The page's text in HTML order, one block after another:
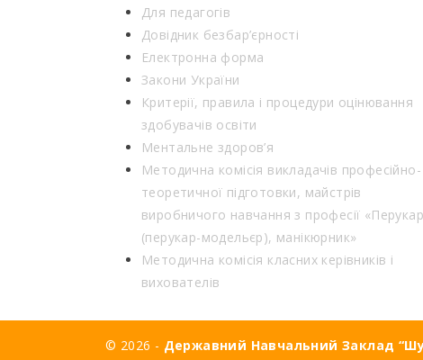
Для педагогів
Довідник безбар’єрності
Електронна форма
Закони України
Критерії, правила і процедури оцінювання
здобувачів освіти
Ментальне здоров’я
Методична комісія викладачів професійно-
теоретичної підготовки, майстрів
виробничого навчання з професії «Перукар
(перукар-модельєр), манікюрник»
Методична комісія класних керівників і
вихователів
© 2026 - Державний Навчальний Заклад